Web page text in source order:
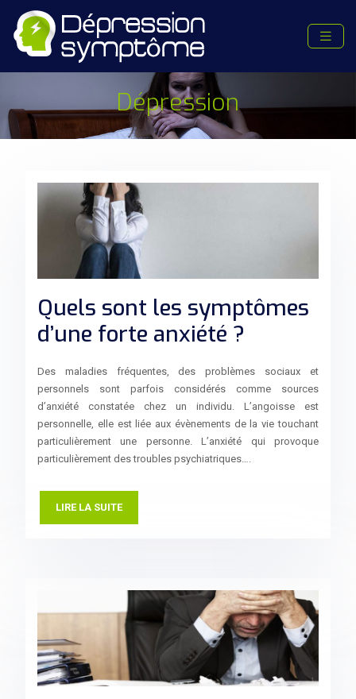
Dépression
Quels sont les symptômes
d’une forte anxiété ?
Des maladies fréquentes, des problèmes sociaux et
personnels sont parfois considérés comme sources
d’anxiété constatée chez un individu. L’angoisse est
personnelle, elle est liée aux évènements de la vie touchant
particulièrement une personne. L’anxiété qui provoque
particulièrement des troubles psychiatriques….
LIRE LA SUITE